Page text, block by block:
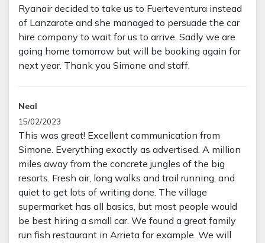
Ryanair decided to take us to Fuerteventura instead
of Lanzarote and she managed to persuade the car
hire company to wait for us to arrive. Sadly we are
going home tomorrow but will be booking again for
next year. Thank you Simone and staff.
Neal
15/02/2023
This was great! Excellent communication from
Simone. Everything exactly as advertised. A million
miles away from the concrete jungles of the big
resorts. Fresh air, long walks and trail running, and
quiet to get lots of writing done. The village
supermarket has all basics, but most people would
be best hiring a small car. We found a great family
run fish restaurant in Arrieta for example. We will